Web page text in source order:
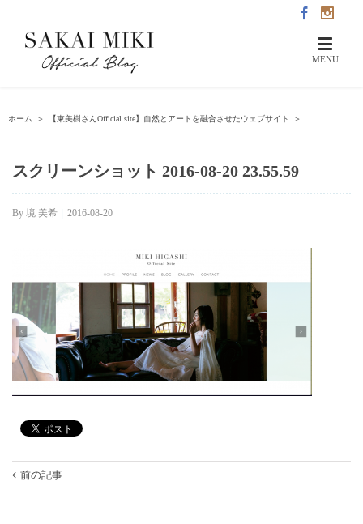
ホーム ＞ 【東美樹さんOfficial site】自然とアートを融合させたウェブサイト ＞
スクリーンショット 2016-08-20 23.55.59
By 境 美希 2016-08-20
前の記事